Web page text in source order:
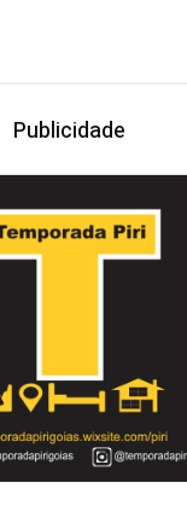
Publicidade